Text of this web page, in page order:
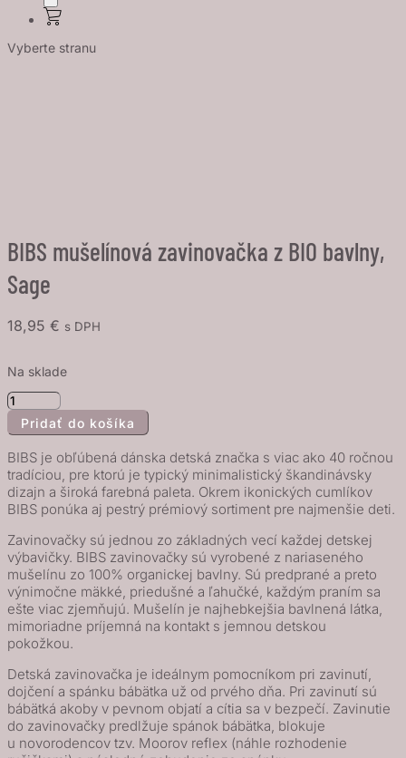
Vyberte stranu
BIBS mušelínová zavinovačka z BIO bavlny,
Sage
18,95 € s DPH
Na sklade
množstvo
BIBS
zavinovačka
z
BIO
bavlny,
Sage
Pridať do košíka
BIBS je obľúbená dánska detská značka s viac ako 40 ročnou
tradíciou, pre ktorú je typický minimalistický škandinávsky
dizajn a široká farebná paleta. Okrem ikonických cumlíkov
BIBS ponúka aj pestrý prémiový sortiment pre najmenšie deti.
Zavinovačky sú jednou zo základných vecí každej detskej
výbavičky. BIBS zavinovačky sú vyrobené z nariaseného
mušelínu zo 100% organickej bavlny. Sú predprané a preto
výnimočne mäkké, priedušné a ľahučké, každým praním sa
ešte viac zjemňujú. Mušelín je najhebkejšia bavlnená látka,
mimoriadne príjemná na kontakt s jemnou detskou
pokožkou.
Detská zavinovačka je ideálnym pomocníkom pri zavinutí,
dojčení a spánku bábätka už od prvého dňa. Pri zavinutí sú
bábätká akoby v pevnom objatí a cítia sa v bezpečí. Zavinutie
do zavinovačky predlžuje spánok bábätka, blokuje
u novorodencov tzv. Moorov reflex (náhle rozhodenie